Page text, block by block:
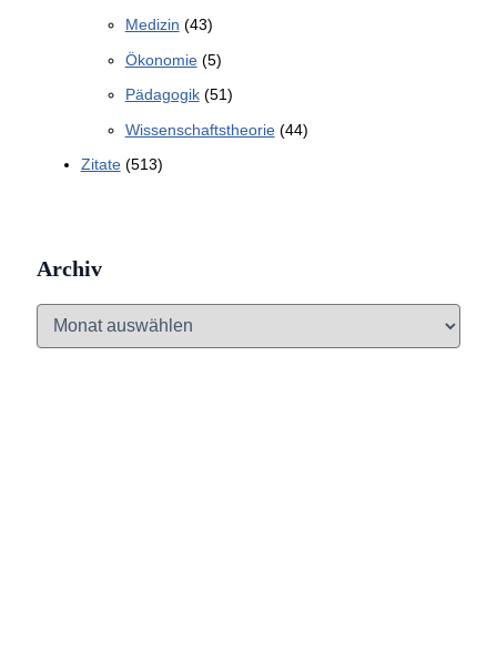
Medizin (43)
Ökonomie(5)
Pädagogik(51)
Wissenschaftstheorie(44)
Zitate(513)
Archiv